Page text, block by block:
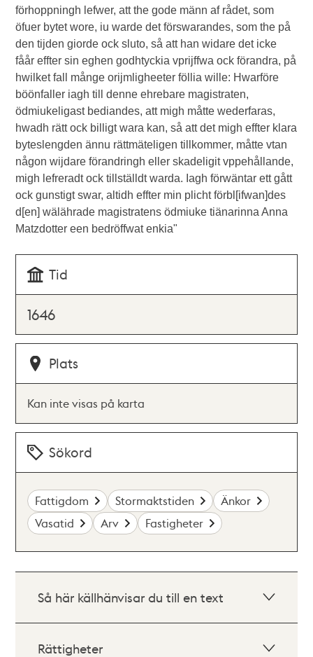
förhoppningh lefwer, att the gode männ af rådet, som
öfuer bytet wore, iu warde det förswarandes, som the på
den tijden giorde ock sluto, så att han widare det icke
fåår effter sin eghen godhtyckia vprijffwa ock förandra, på
hwilket fall månge orijmligheeter föllia wille: Hwarföre
böönfaller iagh till denne ehrebare magistraten,
ödmiukeligast bediandes, att migh måtte wederfaras,
hwadh rätt ock billigt wara kan, så att det migh effter klara
byteslengden ännu rättmäteligen tillkommer, måtte vtan
någon wijdare förandringh eller skadeligit vppehållande,
migh lefreradt ock tillställdt warda. Iagh förwäntar ett gått
ock gunstigt swar, altidh effter min plicht förbl[ifwan]des
d[en] wälährade magistratens ödmiuke tiänarinna Anna
Matzdotter een bedröffwat enkia"
Tid
1646
Plats
Kan inte visas på karta
Sökord
Fattigdom Stormaktstiden
Änkor
Vasatid
Arv Fastigheter
Så här källhänvisar du till en text
Rättigheter